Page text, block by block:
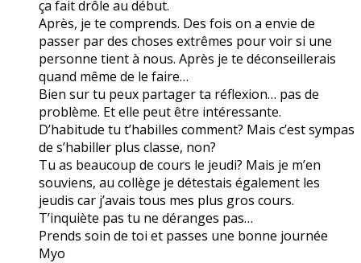
ça fait drôle au début.
Après, je te comprends. Des fois on a envie de
passer par des choses extrêmes pour voir si une
personne tient à nous. Après je te déconseillerais
quand même de le faire…
Bien sur tu peux partager ta réflexion… pas de
problème. Et elle peut être intéressante.
D’habitude tu t’habilles comment? Mais c’est sympas
de s’habiller plus classe, non?
Tu as beaucoup de cours le jeudi? Mais je m’en
souviens, au collège je détestais également les
jeudis car j’avais tous mes plus gros cours.
T’inquiète pas tu ne déranges pas…
Prends soin de toi et passes une bonne journée
Myo